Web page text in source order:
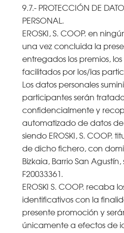
9.7.- PROTECCIÓN DE
PERSONAL.
EROSKI, S. COOP. en
una vez concluida la
entregados los premios,
facilitados por los/las
Los datos personales
participantes serán
confidencialmente y
automatizado de datos
siendo EROSKI, S. COOP.
de dicho fichero, con
Bizkaia, Barrio San
F20033361.
EROSKI S. COOP. recaba
identificativos con la
presente promoción y
únicamente a efectos de